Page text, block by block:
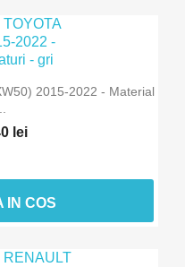
2015-2022 - Material
lei
IN COS